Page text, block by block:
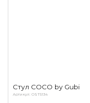
Стул COCO by Gubi
Артикул: OST5134